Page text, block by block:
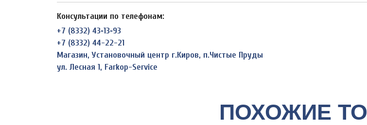
Консультации по телефонам:
+7 (8332) 43‑13‑93
+7 (8332) 44-22-21
Магазин, Установочный центр г.Киров, п.Чистые Пруды
ул. Лесная 1, Farkop-Service
ПОХОЖИЕ